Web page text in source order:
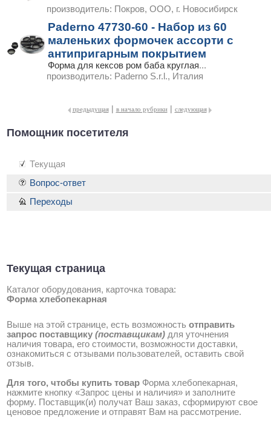
производитель: Покров, ООО, г. Новосибирск
Paderno 47730-60 - Набор из 60
маленьких формочек ассорти с
антипригарным покрытием
Форма для кексов ром баба круглая...
производитель: Paderno S.r.l., Италия
предыдущая | в начало рубрики | следующая
Помощник посетителя
Текущая
Текущая страница
Каталог оборудования, карточка товара:
Форма хлебопекарная
Выше на этой странице, есть возможность отправить
запрос поставщику (поставщикам) для уточнения
наличия товара, его стоимости, возможности доставки,
ознакомиться с отзывами пользователей, оставить свой
отзыв.
Для того, чтобы купить товар Форма хлебопекарная,
нажмите кнопку «Запрос цены и наличия» и заполните
форму. Поставщик(и) получат Ваш заказ, сформируют свое
ценовое предложение и отправят Вам на рассмотрение.
Вопрос-ответ
Переходы